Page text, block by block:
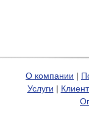
О компании |
Услуги |